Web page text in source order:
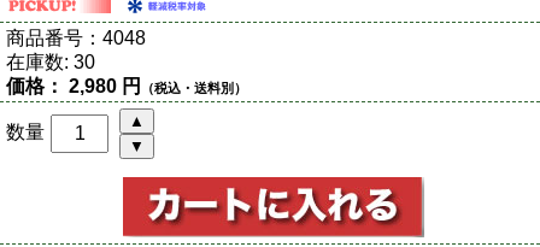
商品番号： 4048
在庫数: 30
価格： 2,980 円 （税込・送料別）
数量